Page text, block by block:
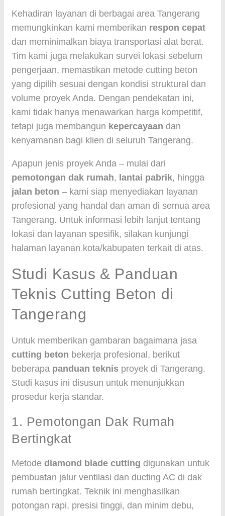
Kehadiran layanan di berbagai area Tangerang
memungkinkan kami memberikan respon cepat
dan meminimalkan biaya transportasi alat berat.
Tim kami juga melakukan survei lokasi sebelum
pengerjaan, memastikan metode cutting beton
yang dipilih sesuai dengan kondisi struktural dan
volume proyek Anda. Dengan pendekatan ini,
kami tidak hanya menawarkan harga kompetitif,
tetapi juga membangun kepercayaan dan
kenyamanan bagi klien di seluruh Tangerang.
Apapun jenis proyek Anda – mulai dari
pemotongan dak rumah, lantai pabrik, hingga
jalan beton – kami siap menyediakan layanan
profesional yang handal dan aman di semua area
Tangerang. Untuk informasi lebih lanjut tentang
lokasi dan layanan spesifik, silakan kunjungi
halaman layanan kota/kabupaten terkait di atas.
Studi Kasus & Panduan
Teknis Cutting Beton di
Tangerang
Untuk memberikan gambaran bagaimana jasa
cutting beton bekerja profesional, berikut
beberapa panduan teknis proyek di Tangerang.
Studi kasus ini disusun untuk menunjukkan
prosedur kerja standar.
1. Pemotongan Dak Rumah
Bertingkat
Metode diamond blade cutting digunakan untuk
pembuatan jalur ventilasi dan ducting AC di dak
rumah bertingkat. Teknik ini menghasilkan
potongan rapi, presisi tinggi, dan minim debu,